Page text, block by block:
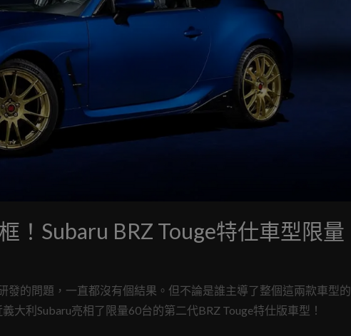
！Subaru BRZ Touge特仕車型限量
發的問題，一直都沒有個結果。但不論是誰主導了整個這兩款車型的
利Subaru亮相了限量60台的第二代BRZ Touge特仕版車型！